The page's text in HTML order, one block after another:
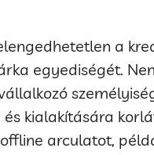
a
egyediségét.
kialakítására
arculatot,